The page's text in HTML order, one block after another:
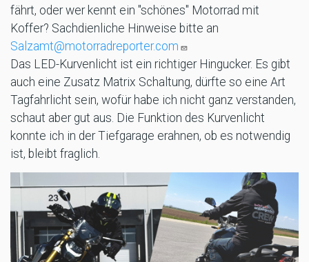
fährt, oder wer kennt ein "schönes" Motorrad mit
Koffer? Sachdienliche Hinweise bitte an
Salzamt@motorradreporter.com
Das LED-Kurvenlicht ist ein richtiger Hingucker. Es gibt
auch eine Zusatz Matrix Schaltung, dürfte so eine Art
Tagfahrlicht sein, wofür habe ich nicht ganz verstanden,
schaut aber gut aus. Die Funktion des Kurvenlicht
konnte ich in der Tiefgarage erahnen, ob es notwendig
ist, bleibt fraglich.